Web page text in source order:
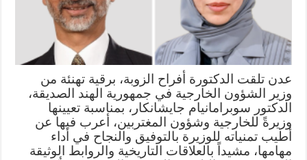
عدن تلقت الدكتورة أفراح الزوبة، برقية تهنئة من
وزير الشؤون الخارجية في جمهورية الهند الصديقة،
الدكتور سوبرامانيام جايشانكار، بمناسبة تعيينها
وزيرةً للخارجية وشؤون المغتربين، أعرب فيها عن
أطيب تمنياته للوزيرة بالتوفيق والنجاح في أداء
مهامها، مشيداً بالعلاقات التاريخية والروابط الوثيقة